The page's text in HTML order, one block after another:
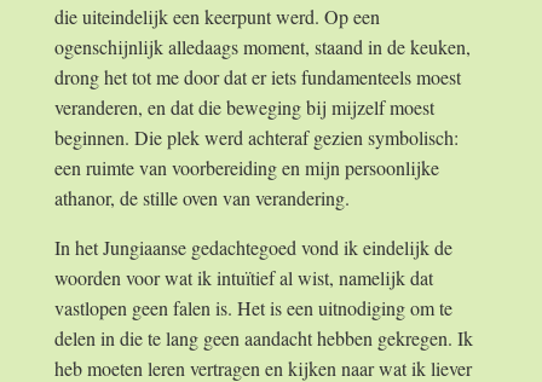
die uiteindelijk een keerpunt werd. Op een
ogenschijnlijk alledaags moment, staand in de keuken,
drong het tot me door dat er iets fundamenteels moest
veranderen, en dat die beweging bij mijzelf moest
beginnen. Die plek werd achteraf gezien symbolisch:
een ruimte van voorbereiding en mijn persoonlijke
athanor, de stille oven van verandering.
In het Jungiaanse gedachtegoed vond ik eindelijk de
woorden voor wat ik intuïtief al wist, namelijk dat
vastlopen geen falen is. Het is een uitnodiging om te
delen in die te lang geen aandacht hebben gekregen. Ik
heb moeten leren vertragen en kijken naar wat ik liever